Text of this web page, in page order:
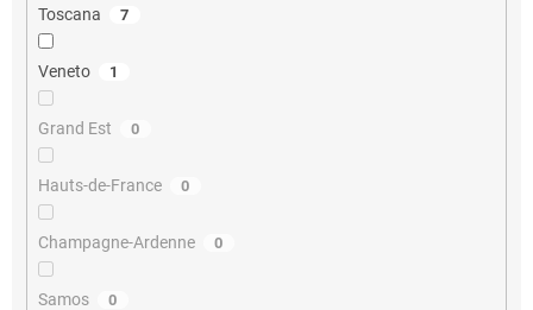
Toscana 7
Veneto 1
Grand Est 0
Hauts-de-France 0
Champagne-Ardenne 0
Samos 0